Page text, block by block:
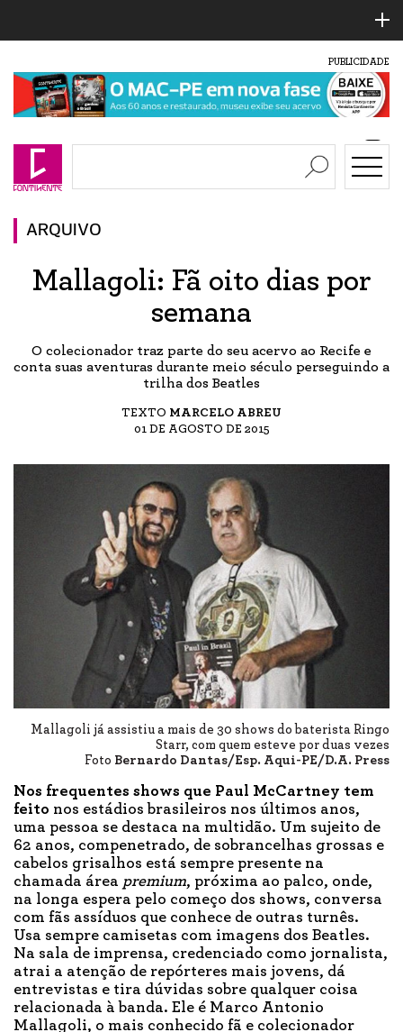
PUBLICIDADE
ARQUIVO
Mallagoli: Fã oito dias por
semana
O colecionador traz parte do seu acervo ao Recife e
conta suas aventuras durante meio século perseguindo a
trilha dos Beatles
TEXTO MARCELO ABREU
01 DE AGOSTO DE 2015
Mallagoli já assistiu a mais de 30 shows do baterista Ringo
Starr, com quem esteve por duas vezes
Foto Bernardo Dantas/Esp. Aqui-PE/D.A. Press
Nos frequentes shows que Paul McCartney tem
feito nos estádios brasileiros nos últimos anos,
uma pessoa se destaca na multidão. Um sujeito de
62 anos, compenetrado, de sobrancelhas grossas e
cabelos grisalhos está sempre presente na
chamada área premium, próxima ao palco, onde,
na longa espera pelo começo dos shows, conversa
com fãs assíduos que conhece de outras turnês.
Usa sempre camisetas com imagens dos Beatles.
Na sala de imprensa, credenciado como jornalista,
atrai a atenção de repórteres mais jovens, dá
entrevistas e tira dúvidas sobre qualquer coisa
relacionada à banda. Ele é Marco Antonio
Mallagoli, o mais conhecido fã e colecionador